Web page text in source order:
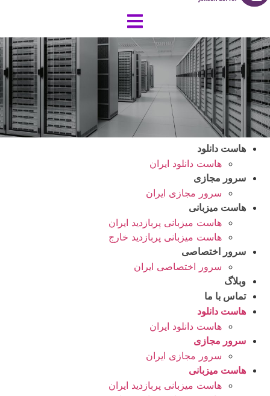
هاست دانلود
هاست دانلود ایران
سرور مجازی
سرور مجازی ایران
هاست میزبانی
هاست میزبانی پربازدید ایران
هاست میزبانی پربازدید خارج
سرور اختصاصی
سرور اختصاصی ایران
وبلاگ
تماس با ما
هاست دانلود
هاست دانلود ایران
سرور مجازی
سرور مجازی ایران
هاست میزبانی
هاست میزبانی پربازدید ایران